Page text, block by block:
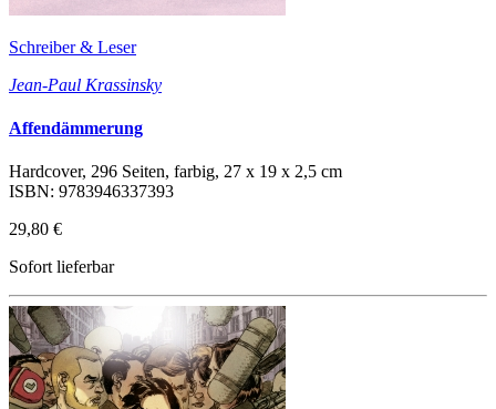
Schreiber & Leser
Jean-Paul Krassinsky
Affendämmerung
Hardcover, 296 Seiten, farbig, 27 x 19 x 2,5 cm
ISBN: 9783946337393
29,80 €
Sofort lieferbar